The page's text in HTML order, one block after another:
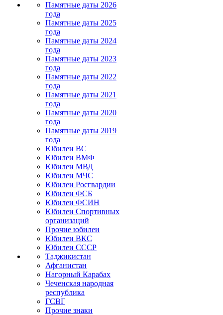
Памятные даты 2026
года
Памятные даты 2025
года
Памятные даты 2024
года
Памятные даты 2023
года
Памятные даты 2022
года
Памятные даты 2021
года
Памятные даты 2020
года
Памятные даты 2019
года
Юбилеи ВС
Юбилеи ВМФ
Юбилеи МВД
Юбилеи МЧС
Юбилеи Росгвардии
Юбилеи ФСБ
Юбилеи ФСИН
Юбилеи Спортивных
организаций
Прочие юбилеи
Юбилеи ВКС
Юбилеи СССР
Таджикистан
Афганистан
Нагорный Карабах
Чеченская народная
республика
ГСВГ
Прочие знаки